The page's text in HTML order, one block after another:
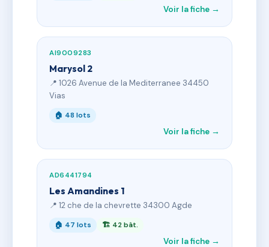
Voir la fiche →
AI9009283
Marysol 2
📍 1026 Avenue de la Mediterranee 34450
Vias
🏠 48 lots
Voir la fiche →
AD6441794
Les Amandines 1
📍 12 che de la chevrette 34300 Agde
🏠 47 lots 🏗 42 bât.
Voir la fiche →